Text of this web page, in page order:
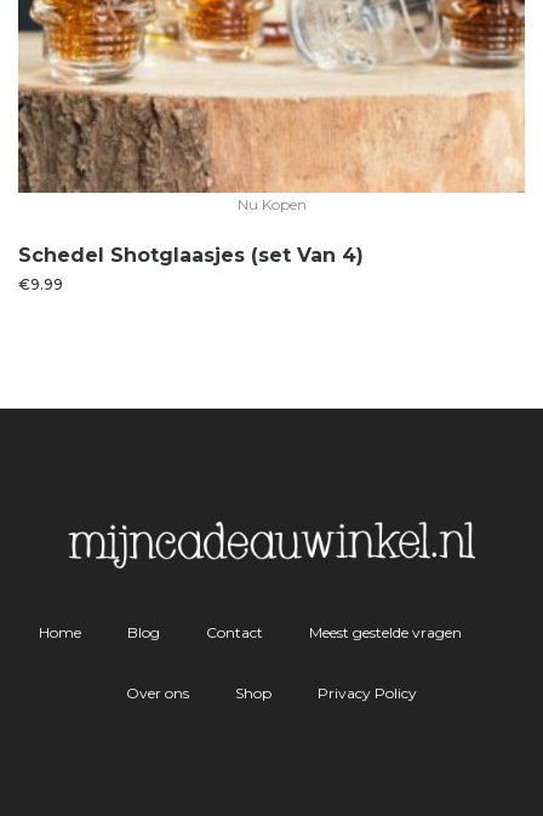
Nu Kopen
Schedel Shotglaasjes (set Van 4)
€9.99
Home Blog Contact Meest gestelde vragen
Over ons Shop Privacy Policy